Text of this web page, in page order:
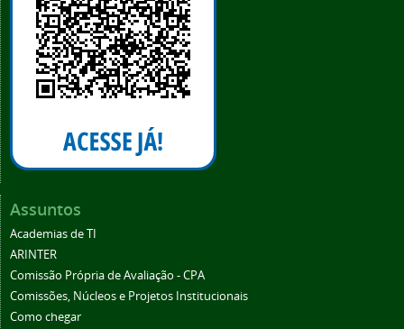
Assuntos
Academias de TI
ARINTER
Comissão Própria de Avaliação - CPA
Comissões, Núcleos e Projetos Institucionais
Como chegar